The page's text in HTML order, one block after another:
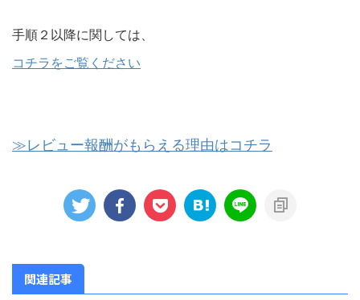
手順２以降に関しては、
コチラをご覧ください
≫レビュー報酬がもらえる理由はコチラ
関連記事